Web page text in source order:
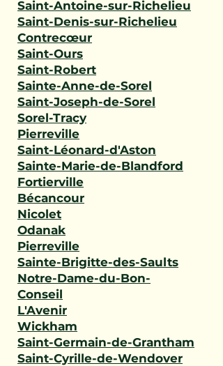
Saint-Antoine-sur-Richelieu
Saint-Denis-sur-Richelieu
Contrecœur
Saint-Ours
Saint-Robert
Sainte-Anne-de-Sorel
Saint-Joseph-de-Sorel
Sorel-Tracy
Pierreville
Saint-Léonard-d'Aston
Sainte-Marie-de-Blandford
Fortierville
Bécancour
Nicolet
Odanak
Pierreville
Sainte-Brigitte-des-Saults
Notre-Dame-du-Bon-
Conseil
L'Avenir
Wickham
Saint-Germain-de-Grantham
Saint-Cyrille-de-Wendover